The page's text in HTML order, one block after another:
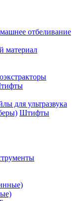
отбеливание
материал
для ультразвука
Штифты